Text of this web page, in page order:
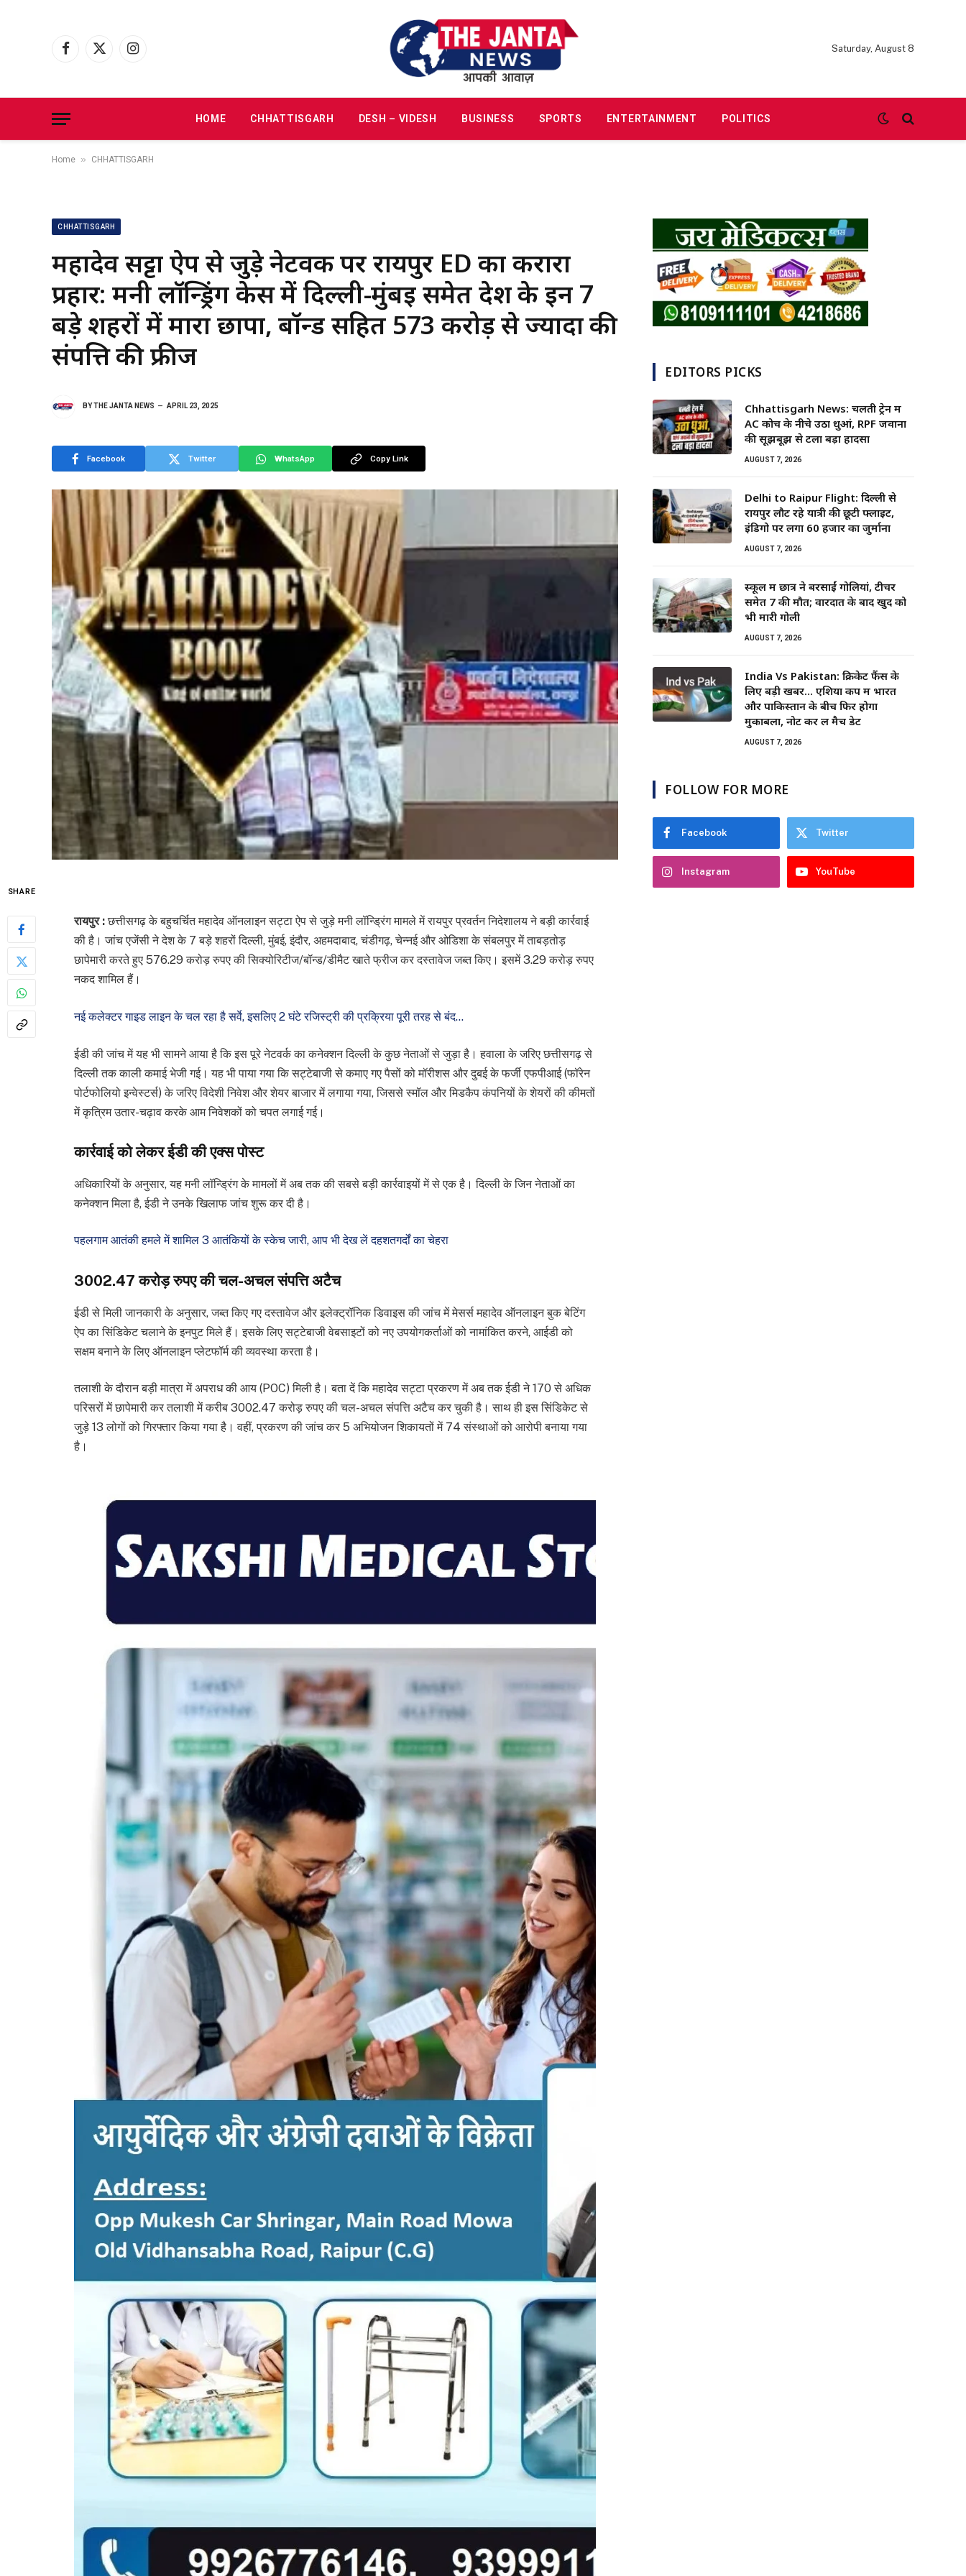
Facebook
X
Instagram
Saturday, August 8
HOME CHHATTISGARH DESH – VIDESH BUSINESS SPORTS ENTERTAINMENT POLITICS
Home » CHHATTISGARH
CHHATTISGARH
महादेव सट्टा ऐप से जुड़े नेटवर्क पर रायपुर ED का करारा
प्रहार: मनी लॉन्ड्रिंग केस में दिल्ली-मुंबई समेत देश के इन 7
बड़े शहरों में मारा छापा, बॉन्ड सहित 573 करोड़ से ज्यादा की
संपत्ति की फ्रीज
BYTHE JANTA NEWS APRIL 23, 2025
Facebook Twitter WhatsApp Copy Link
SHARE
रायपुर :छत्तीसगढ़ के बहुचर्चित महादेव ऑनलाइन सट्टा ऐप से जुड़े मनी लॉन्ड्रिंग मामले में रायपुर प्रवर्तन निदेशालय ने बड़ी कार्रवाई
की है। जांच एजेंसी ने देश के 7 बड़े शहरों दिल्ली, मुंबई, इंदौर, अहमदाबाद, चंडीगढ़, चेन्नई और ओडिशा के संबलपुर में ताबड़तोड़
छापेमारी करते हुए 576.29 करोड़ रुपए की सिक्योरिटीज/बॉन्ड/डीमैट खाते फ्रीज कर दस्तावेज जब्त किए। इसमें 3.29 करोड़ रुपए
नकद शामिल हैं।
नई कलेक्टर गाइड लाइन के चल रहा है सर्वे, इसलिए 2 घंटे रजिस्ट्री की प्रक्रिया पूरी तरह से बंद…
ईडी की जांच में यह भी सामने आया है कि इस पूरे नेटवर्क का कनेक्शन दिल्ली के कुछ नेताओं से जुड़ा है। हवाला के जरिए छत्तीसगढ़ से
दिल्ली तक काली कमाई भेजी गई। यह भी पाया गया कि सट्टेबाजी से कमाए गए पैसों को मॉरीशस और दुबई के फर्जी एफपीआई (फॉरेन
पोर्टफोलियो इन्वेस्टर्स) के जरिए विदेशी निवेश और शेयर बाजार में लगाया गया, जिससे स्मॉल और मिडकैप कंपनियों के शेयरों की कीमतों
में कृत्रिम उतार-चढ़ाव करके आम निवेशकों को चपत लगाई गई।
कार्रवाई को लेकर ईडी की एक्स पोस्ट
अधिकारियों के अनुसार, यह मनी लॉन्ड्रिंग के मामलों में अब तक की सबसे बड़ी कार्रवाइयों में से एक है। दिल्ली के जिन नेताओं का
कनेक्शन मिला है, ईडी ने उनके खिलाफ जांच शुरू कर दी है।
पहलगाम आतंकी हमले में शामिल 3 आतंकियों के स्केच जारी, आप भी देख लें दहशतगर्दों का चेहरा
3002.47 करोड़ रुपए की चल-अचल संपत्ति अटैच
ईडी से मिली जानकारी के अनुसार, जब्त किए गए दस्तावेज और इलेक्ट्रॉनिक डिवाइस की जांच में मेसर्स महादेव ऑनलाइन बुक बेटिंग
ऐप का सिंडिकेट चलाने के इनपुट मिले हैं। इसके लिए सट्टेबाजी वेबसाइटों को नए उपयोगकर्ताओं को नामांकित करने, आईडी को
सक्षम बनाने के लिए ऑनलाइन प्लेटफॉर्म की व्यवस्था करता है।
तलाशी के दौरान बड़ी मात्रा में अपराध की आय (POC) मिली है। बता दें कि महादेव सट्टा प्रकरण में अब तक ईडी ने 170 से अधिक
परिसरों में छापेमारी कर तलाशी में करीब 3002.47 करोड़ रुपए की चल-अचल संपत्ति अटैच कर चुकी है। साथ ही इस सिंडिकेट से
जुड़े 13 लोगों को गिरफ्तार किया गया है। वहीं, प्रकरण की जांच कर 5 अभियोजन शिकायतों में 74 संस्थाओं को आरोपी बनाया गया
है।
EDITORS PICKS
Chhattisgarh News: चलती ट्रेन में
AC कोच के नीचे उठा धुआं, RPF जवानों
की सूझबूझ से टला बड़ा हादसा
AUGUST 7, 2026
Delhi to Raipur Flight: दिल्ली से
रायपुर लौट रहे यात्री की छूटी फ्लाइट,
इंडिगो पर लगा 60 हजार का जुर्माना
AUGUST 7, 2026
स्कूल में छात्र ने बरसाईं गोलियां, टीचर
समेत 7 की मौत; वारदात के बाद खुद को
भी मारी गोली
AUGUST 7, 2026
India Vs Pakistan: क्रिकेट फैंस के
लिए बड़ी खबर… एशिया कप में भारत
और पाकिस्तान के बीच फिर होगा
मुकाबला, नोट कर लें मैच डेट
AUGUST 7, 2026
FOLLOW FOR MORE
Facebook Twitter
Instagram YouTube